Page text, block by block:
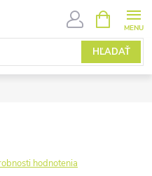
HĽADAŤ
KOŠÍK
hodnotenia